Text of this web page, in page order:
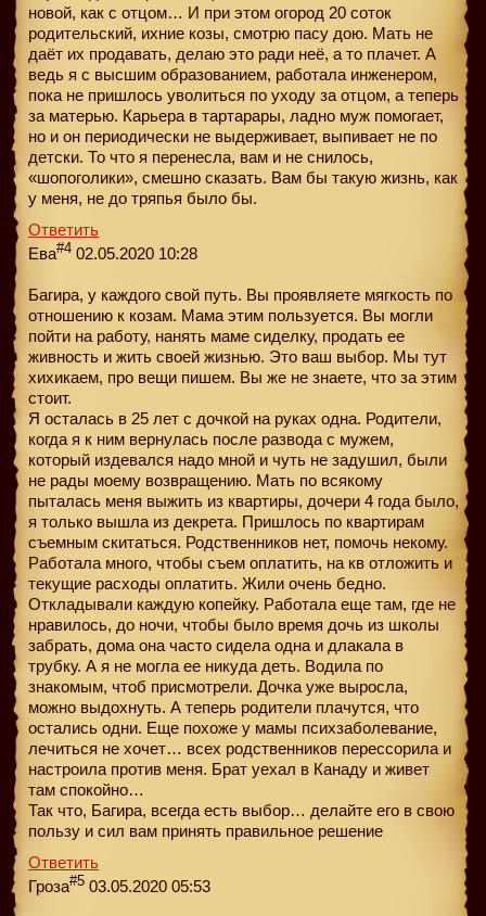
новой, как с отцом… И при этом огород 20 соток
родительский, ихние козы, смотрю пасу дою. Мать не
даёт их продавать, делаю это ради неё, а то плачет. А
ведь я с высшим образованием, работала инженером,
пока не пришлось уволиться по уходу за отцом, а теперь
за матерью. Карьера в тартарары, ладно муж помогает,
но и он периодически не выдерживает, выпивает не по
детски. То что я перенесла, вам и не снилось,
«шопоголики», смешно сказать. Вам бы такую жизнь, как
у меня, не до тряпья было бы.
Ответить
Ева#4 02.05.2020 10:28
Багира, у каждого свой путь. Вы проявляете мягкость по
отношению к козам. Мама этим пользуется. Вы могли
пойти на работу, нанять маме сиделку, продать ее
живность и жить своей жизнью. Это ваш выбор. Мы тут
хихикаем, про вещи пишем. Вы же не знаете, что за этим
стоит.
Я осталась в 25 лет с дочкой на руках одна. Родители,
когда я к ним вернулась после развода с мужем,
который издевался надо мной и чуть не задушил, были
не рады моему возвращению. Мать по всякому
пыталась меня выжить из квартиры, дочери 4 года было,
я только вышла из декрета. Пришлось по квартирам
съемным скитаться. Родственников нет, помочь некому.
Работала много, чтобы съем оплатить, на кв отложить и
текущие расходы оплатить. Жили очень бедно.
Откладывали каждую копейку. Работала еще там, где не
нравилось, до ночи, чтобы было время дочь из школы
забрать, дома она часто сидела одна и длакала в
трубку. А я не могла ее никуда деть. Водила по
знакомым, чтоб присмотрели. Дочка уже выросла,
можно выдохнуть. А теперь родители плачутся, что
остались одни. Еще похоже у мамы психзаболевание,
лечиться не хочет… всех родственников перессорила и
настроила против меня. Брат уехал в Канаду и живет
там спокойно…
Так что, Багира, всегда есть выбор… делайте его в свою
пользу и сил вам принять правильное решение
Ответить
Гроза#5 03.05.2020 05:53